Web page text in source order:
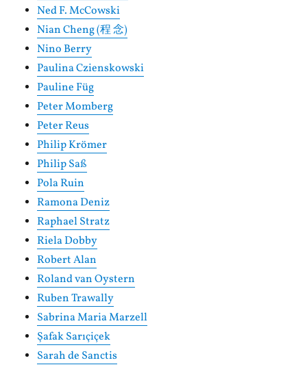
Ned F. McCowski
Nian Cheng (程 念)
Nino Berry
Paulina Czienskowski
Pauline Füg
Peter Momberg
Peter Reus
Philip Krömer
Philip Saß
Pola Ruin
Ramona Deniz
Raphael Stratz
Riela Dobby
Robert Alan
Roland van Oystern
Ruben Trawally
Sabrina Maria Marzell
Şafak Sarıçiçek
Sarah de Sanctis